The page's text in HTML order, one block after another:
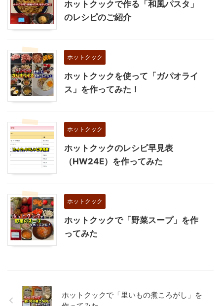
ホットクックで作る「和風パスタ」
のレシピのご紹介
ホットクック
ホットクックを使って「ガパオライ
ス」を作ってみた！
ホットクック
ホットクックのレシピ早見表
（HW24E）を作ってみた
ホットクック
ホットクックで「野菜スープ」を作
ってみた
ホットクックで「里いもの煮ころがし」を